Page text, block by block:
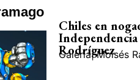
Chiles en
Rodríguez
Galería| Moisés